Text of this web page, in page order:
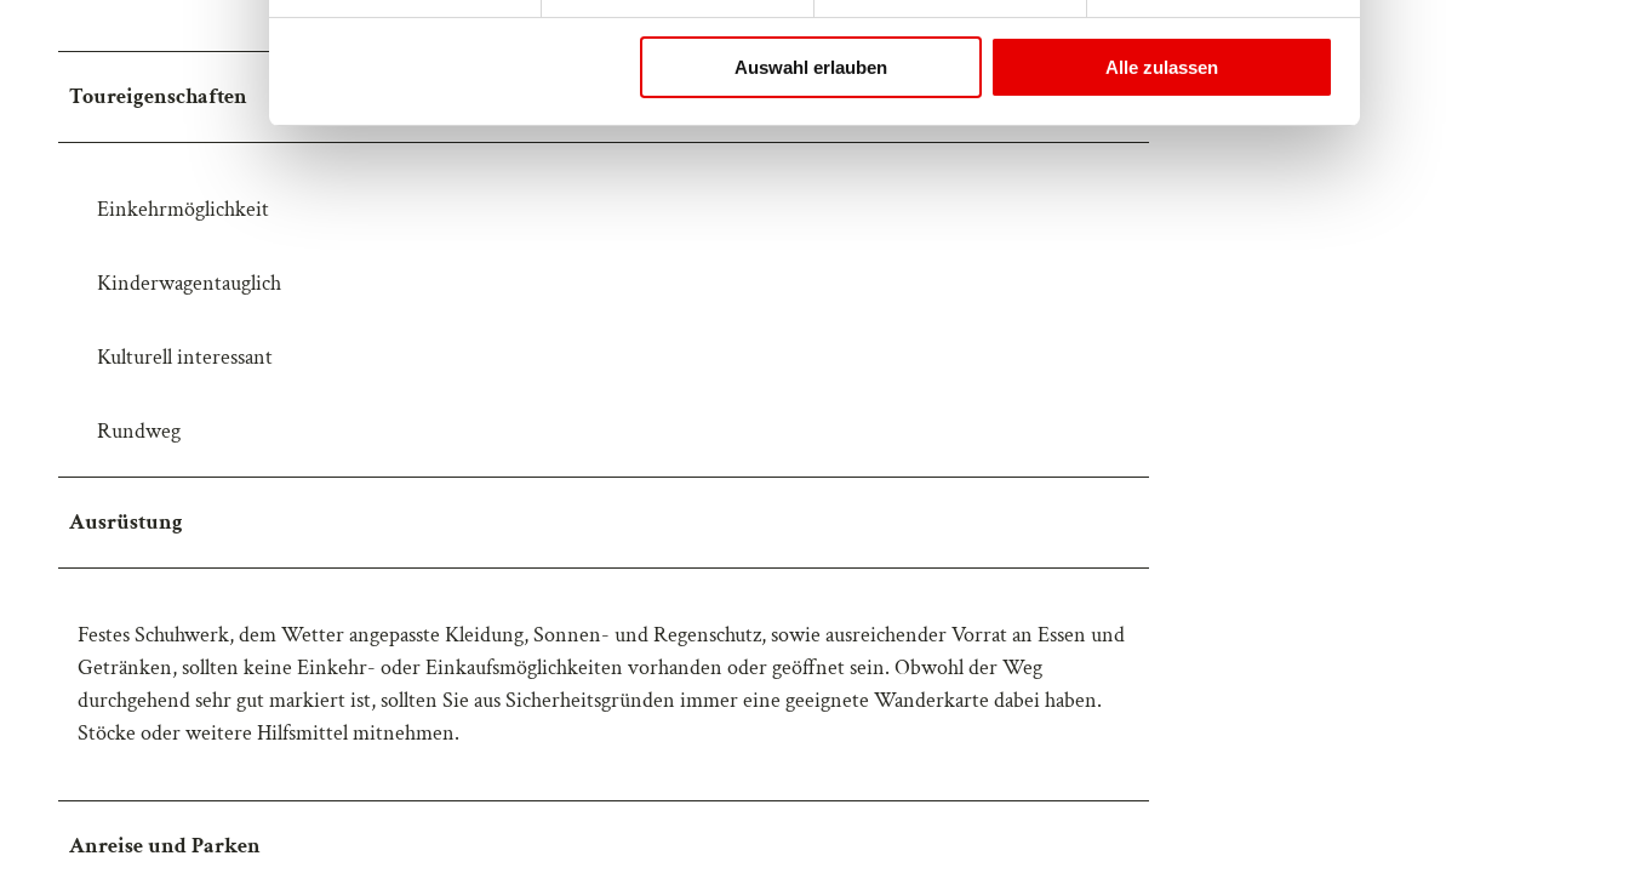
g
g
a
w
Auswahl erlauben Alle zulassen
Toureigenschaften
Einkehrmöglichkeit
Kinderwagentauglich
Kulturell interessant
Rundweg
Ausrüstung
Festes Schuhwerk, dem Wetter angepasste Kleidung, Sonnen- und Regenschutz, sowie ausreichender Vorrat an Essen und
Getränken, sollten keine Einkehr- oder Einkaufsmöglichkeiten vorhanden oder geöffnet sein. Obwohl der Weg
durchgehend sehr gut markiert ist, sollten Sie aus Sicherheitsgründen immer eine geeignete Wanderkarte dabei haben.
Stöcke oder weitere Hilfsmittel mitnehmen.
Anreise und Parken